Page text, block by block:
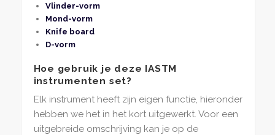
Vlinder-vorm
Mond-vorm
Knife board
D-vorm
Hoe gebruik je deze IASTM
instrumenten set?
Elk instrument heeft zijn eigen functie, hieronder
hebben we het in het kort uitgewerkt. Voor een
uitgebreide omschrijving kan je op de